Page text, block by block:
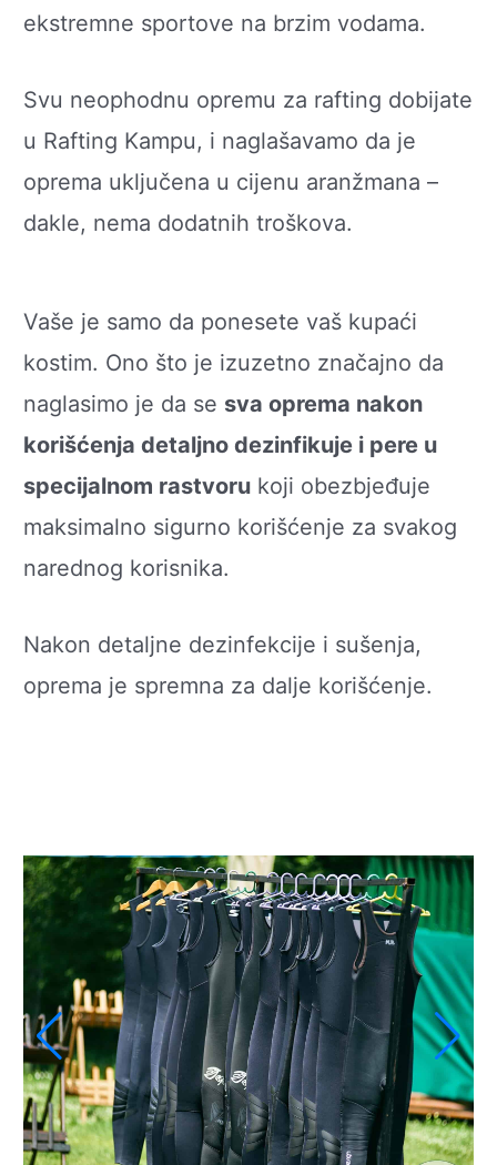
ekstremne sportove na brzim vodama.
Svu neophodnu opremu za rafting dobijate
u Rafting Kampu, i naglašavamo da je
oprema uključena u cijenu aranžmana –
dakle, nema dodatnih troškova.
Vaše je samo da ponesete vaš kupaći
kostim. Ono što je izuzetno značajno da
naglasimo je da se sva oprema nakon
korišćenja detaljno dezinfikuje i pere u
specijalnom rastvorukoji obezbjeđuje
maksimalno sigurno korišćenje za svakog
narednog korisnika.
Nakon detaljne dezinfekcije i sušenja,
oprema je spremna za dalje korišćenje.